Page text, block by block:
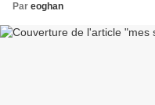
Par eoghan